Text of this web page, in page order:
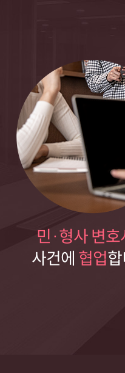
민·형사 변호
사건에 협업